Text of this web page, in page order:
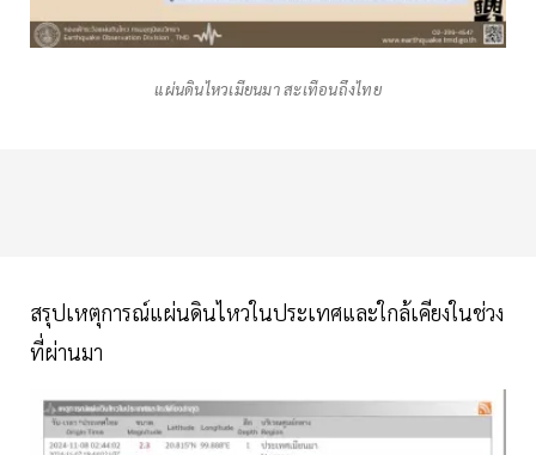
แผ่นดินไหว​เมียนมา​ สะเทือนถึงไทย
สรุปเหตุการณ์​แผ่นดินไหวในประเทศ​และใกล้เคียงในช่วง
ที่ผ่านมา